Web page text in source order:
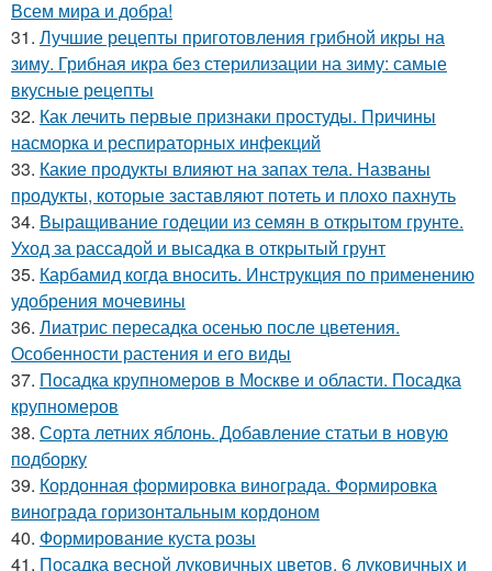
Всем мира и добра!
31. Лучшие рецепты приготовления грибной икры на
зиму. Грибная икра без стерилизации на зиму: самые
вкусные рецепты
32. Как лечить первые признаки простуды. Причины
насморка и респираторных инфекций
33. Какие продукты влияют на запах тела. Названы
продукты, которые заставляют потеть и плохо пахнуть
34. Выращивание годеции из семян в открытом грунте.
Уход за рассадой и высадка в открытый грунт
35. Карбамид когда вносить. Инструкция по применению
удобрения мочевины
36. Лиатрис пересадка осенью после цветения.
Особенности растения и его виды
37. Посадка крупномеров в Москве и области. Посадка
крупномеров
38. Сорта летних яблонь. Добавление статьи в новую
подборку
39. Кордонная формировка винограда. Формировка
винограда горизонтальным кордоном
40. Формирование куста розы
41. Посадка весной луковичных цветов. 6 луковичных и